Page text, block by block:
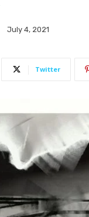
July 4, 2021
Twitter